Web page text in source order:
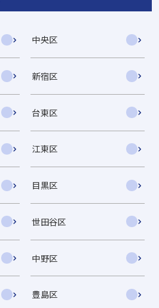
中央区
新宿区
台東区
江東区
目黒区
世田谷区
中野区
豊島区